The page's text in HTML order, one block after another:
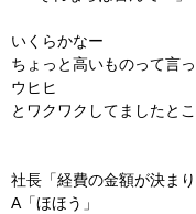
いくらかなー
ちょっと高いものって言
ウヒヒ
とワクワクしてましたと
社長「経費の金額が決まり
A「ほほう」